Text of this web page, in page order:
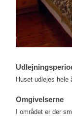
Huset udlejes hele
Omgivelserne
I området er der